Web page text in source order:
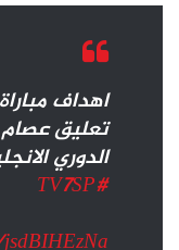
تعليق
الدوري
#TV7SP